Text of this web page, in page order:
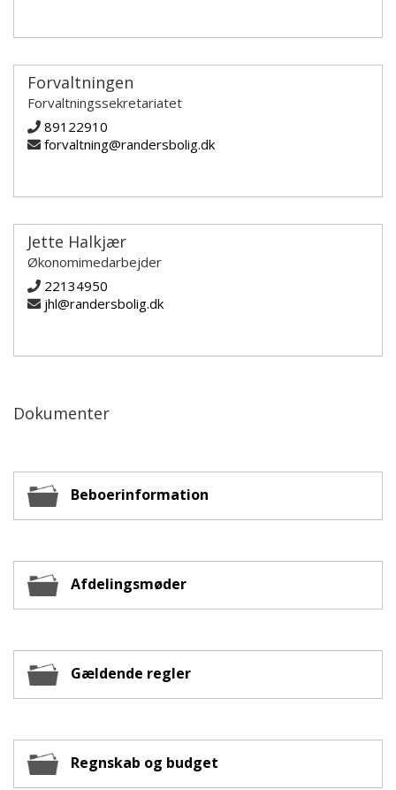
Forvaltningen
Forvaltningssekretariatet
89122910
forvaltning@randersbolig.dk
Jette Halkjær
Økonomimedarbejder
22134950
jhl@randersbolig.dk
Dokumenter
Beboerinformation
Afdelingsmøder
Gældende regler
Regnskab og budget